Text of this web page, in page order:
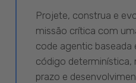
Projete, construa e
missão crítica com
code agentic baseada
código
prazo e